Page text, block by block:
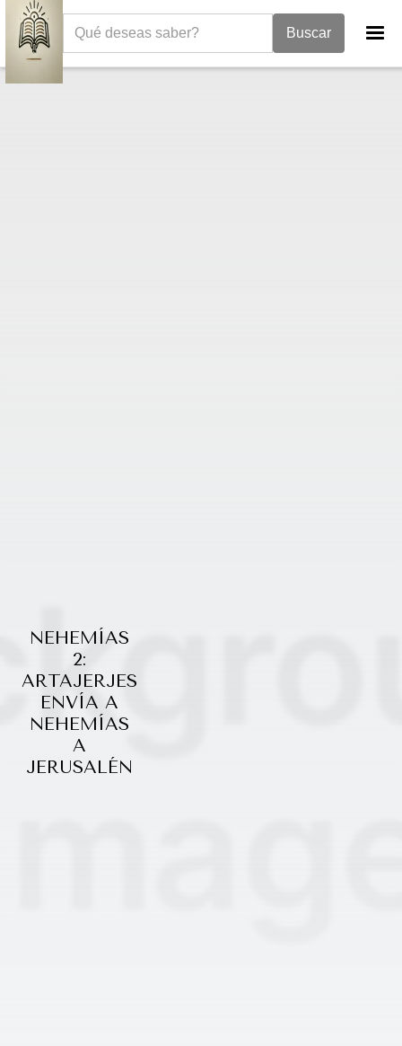
NEHEMÍAS
2:
ARTAJERJES
ENVÍA A
NEHEMÍAS
A
JERUSALÉN
La Biblia